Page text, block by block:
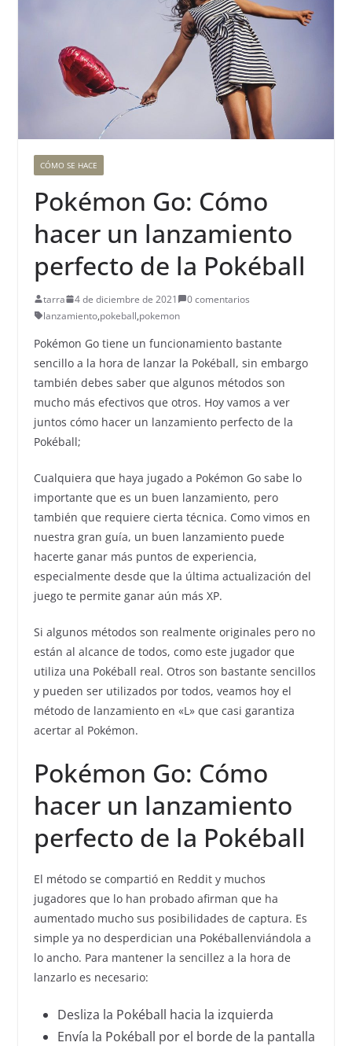
CÓMO SE HACE
Pokémon Go: Cómo
hacer un lanzamiento
perfecto de la Pokéball
tarra 4 de diciembre de 2021
0 comentarios
lanzamiento,pokeball,pokemon
Pokémon Go tiene un funcionamiento bastante
sencillo a la hora de lanzar la Pokéball, sin embargo
también debes saber que algunos métodos son
mucho más efectivos que otros. Hoy vamos a ver
juntos cómo hacer un lanzamiento perfecto de la
Pokéball;
Cualquiera que haya jugado a Pokémon Go sabe lo
importante que es un buen lanzamiento, pero
también que requiere cierta técnica. Como vimos en
nuestra gran guía, un buen lanzamiento puede
hacerte ganar más puntos de experiencia,
especialmente desde que la última actualización del
juego te permite ganar aún más XP.
Si algunos métodos son realmente originales pero no
están al alcance de todos, como este jugador que
utiliza una Pokéball real. Otros son bastante sencillos
y pueden ser utilizados por todos, veamos hoy el
método de lanzamiento en «L» que casi garantiza
acertar al Pokémon.
Pokémon Go: Cómo
hacer un lanzamiento
perfecto de la Pokéball
El método se compartió en Reddit y muchos
jugadores que lo han probado afirman que ha
aumentado mucho sus posibilidades de captura. Es
simple ya no desperdician una Pokéballenviándola a
lo ancho. Para mantener la sencillez a la hora de
lanzarlo es necesario:
Desliza la Pokéball hacia la izquierda
Envía la Pokéball por el borde de la pantalla